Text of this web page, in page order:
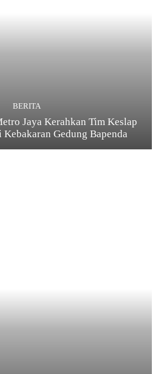
BERITA
Jaya Kerahkan Tim Keslap
Gedung Bapenda